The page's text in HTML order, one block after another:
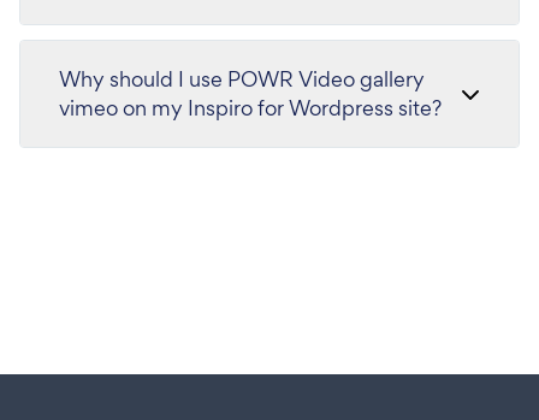
Why should I use POWR Video gallery
vimeo on my Inspiro for Wordpress site?